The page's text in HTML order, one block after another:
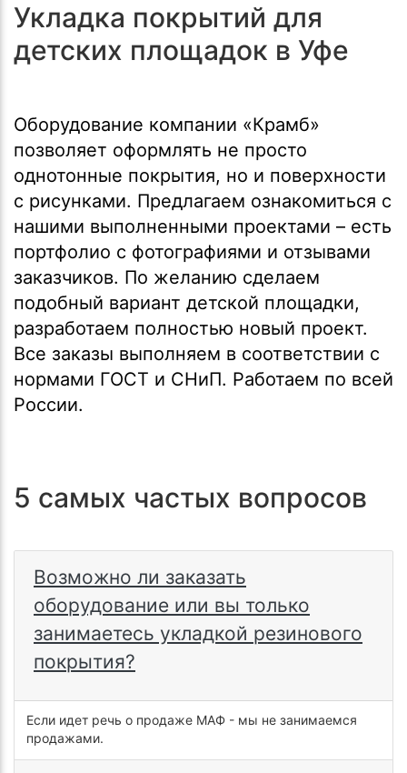
Укладка покрытий для
детских площадок в Уфе
Оборудование компании «Крамб»
позволяет оформлять не просто
однотонные покрытия, но и поверхности
с рисунками. Предлагаем ознакомиться с
нашими выполненными проектами – есть
портфолио с фотографиями и отзывами
заказчиков. По желанию сделаем
подобный вариант детской площадки,
разработаем полностью новый проект.
Все заказы выполняем в соответствии с
нормами ГОСТ и СНиП. Работаем по всей
России.
5 самых частых вопросов
Возможно ли заказать
оборудование или вы только
занимаетесь укладкой резинового
покрытия?
Если идет речь о продаже МАФ - мы не занимаемся
продажами.